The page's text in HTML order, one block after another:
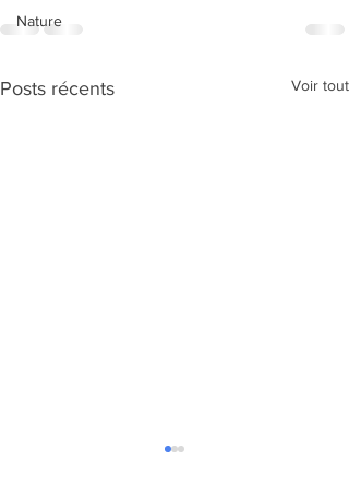
Nature
Posts récents Voir tout